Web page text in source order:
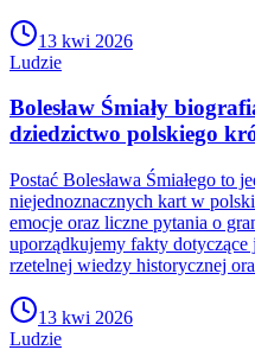
13 kwi 2026
Ludzie
Bolesław Śmiały
dziedzictwo polskiego
Postać Bolesława Śmiałego to
niejednoznacznych kart w
emocje oraz liczne pytania o
uporządkujemy fakty
rzetelnej wiedzy historycznej
13 kwi 2026
Ludzie